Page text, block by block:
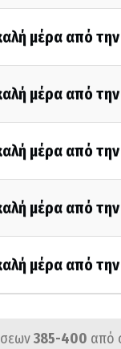
μέρα από
μέρα από
μέρα από
μέρα από
μέρα από
385-400 από